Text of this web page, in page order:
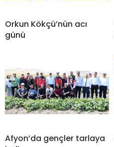
Orkun Kökçü’nün acı
günü
Afyon’da gençler tarlaya